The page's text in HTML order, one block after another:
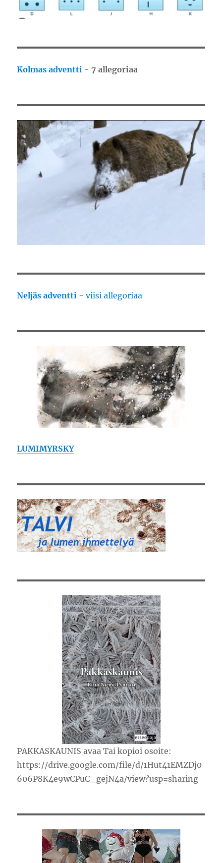
Kolmas adventti -7 allegoriaa
Neljäs adventti - viisi allegoriaa
LUMIMYRSKY
PAKKASKAUNIS avaa Tai kopioi osoite:
https://drive.google.com/file/d/1Hut41EMZDj0
606P8K4e9wCPuC_gejN4a/view?usp=sharing